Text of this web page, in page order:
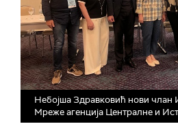
Небојша Здравковић нови члан
Мреже агенција Централне и